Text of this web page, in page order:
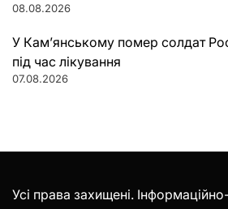
08.08.2026
У Кам’янському помер солдат
під час лікування
07.08.2026
Усі права захищені.